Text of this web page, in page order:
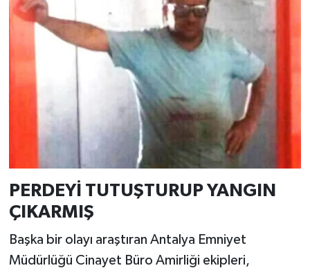
PERDEYİ TUTUŞTURUP YANGIN
ÇIKARMIŞ
Başka bir olayı araştıran Antalya Emniyet
Müdürlüğü Cinayet Büro Amirliği ekipleri,